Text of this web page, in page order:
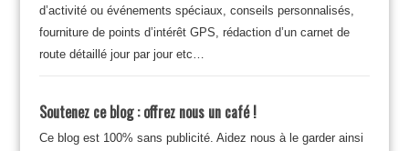
d’activité ou événements spéciaux, conseils personnalisés,
fourniture de points d’intérêt GPS, rédaction d’un carnet de
route détaillé jour par jour etc…
Soutenez ce blog : offrez nous un café !
Ce blog est 100% sans publicité. Aidez nous à le garder ainsi